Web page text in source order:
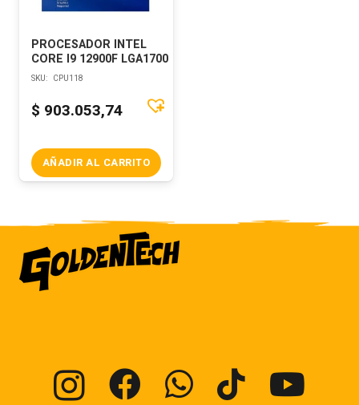
PROCESADOR INTEL
CORE I9 12900F LGA1700
SKU: CPU118
$ 903.053,74
AÑADIR AL CARRITO